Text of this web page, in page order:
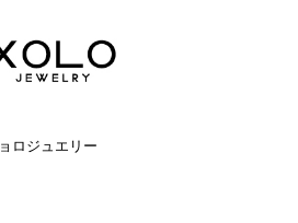
ロジュエリー